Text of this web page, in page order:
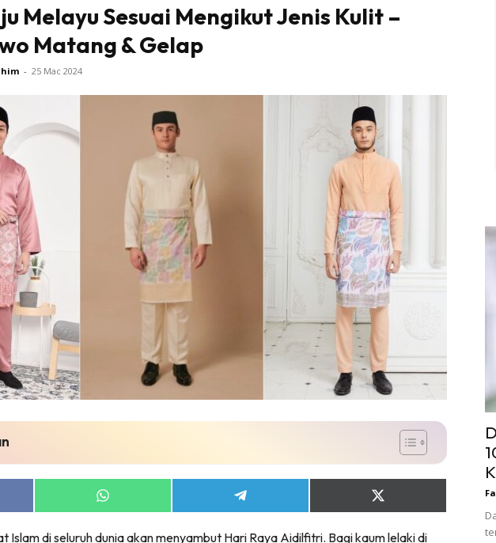
Melayu Sesuai Mengikut Jenis Kulit –
Matang & Gelap
- 25 Mac 2024
Share
on
Share
on
Share
on
(Twitter)
Islam di seluruh dunia akan menyambut Hari Raya Aidilfitri. Bagi kaum lelaki di